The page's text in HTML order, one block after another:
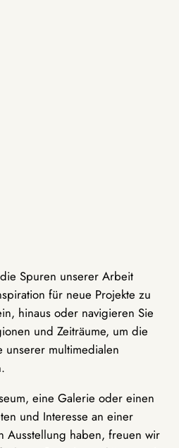
Spuren unserer Arbeit
für neue Projekte zu
hinaus oder navigieren Sie
und Zeiträume, um die
unserer multimedialen
eine Galerie oder einen
und Interesse an einer
Ausstellung haben, freuen wir